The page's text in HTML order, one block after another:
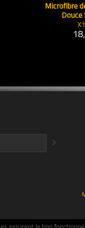
Microfibre
Douce